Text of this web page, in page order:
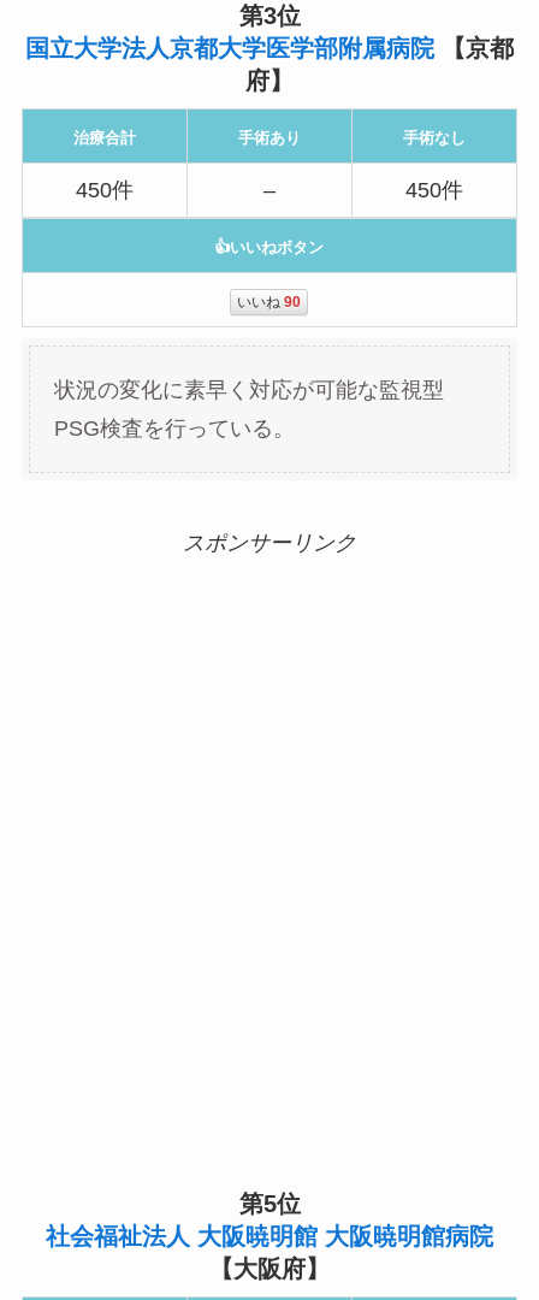
第3位
国立大学法人京都大学医学部附属病院【京都
府】
治療合計 手術あり 手術なし
450件 – 450件
👍いいねボタン
いいね90
状況の変化に素早く対応が可能な監視型
PSG検査を行っている。
スポンサーリンク
第5位
社会福祉法人 大阪暁明館 大阪暁明館病院
【大阪府】